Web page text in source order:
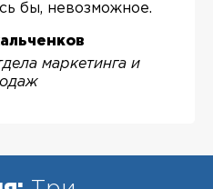
бы, невозможное.
маркетинга и